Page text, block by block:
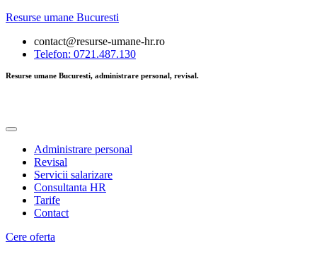
Resurse umane Bucuresti
contact@resurse-umane-hr.ro
Telefon: 0721.487.130
Resurse umane Bucuresti, administrare personal, revisal.
Administrare personal
Revisal
Servicii salarizare
Consultanta HR
Tarife
Contact
Cere oferta